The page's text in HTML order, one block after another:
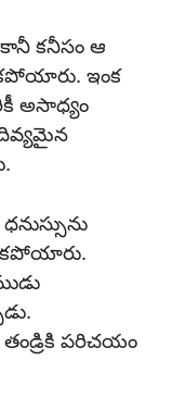
కనీసం ఆ
ఇంక
అసాధ్యం
పరిచయం